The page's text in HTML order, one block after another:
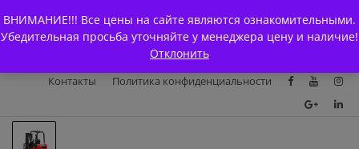
ВНИМАНИЕ!!! Все цены на сайте являются ознакомительными.
Убедительная просьба уточняйте у менеджера цену и наличие!
Отклонить
to
content
Главная
Магазин О Компании
Каталоги
Доставка и оплата
Контакты
Политика конфиденциальности